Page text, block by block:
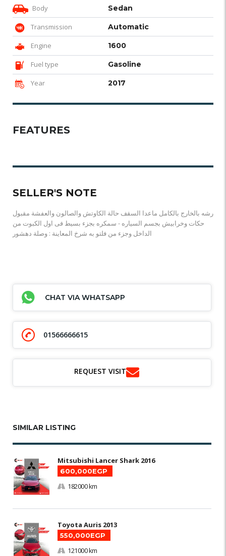
Body Sedan
Transmission Automatic
Engine 1600
Fuel type Gasoline
Year 2017
FEATURES
SELLER'S NOTE
رشه بالخارج بالكامل ماعدا السقف حالة الكاوتش والصالون والعفشة مقبول
حكات وخرابيش بجسم السياره - سمكره بجزء بسيط فى اول الكبوت من
الداخل وجزء من فلتو به شرخ المعاينة : وصلة دهشور
CHAT VIA WHATSAPP
01566666615
REQUEST VISIT
SIMILAR LISTING
Mitsubishi Lancer Shark 2016
600,000EGP
182000 km
Toyota Auris 2013
550,000EGP
121000 km